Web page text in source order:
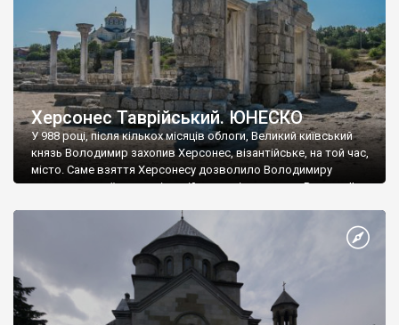
Херсонес Таврійський. ЮНЕСКО
У 988 році, після кількох місяців облоги, Великий київський
князь Володимир захопив Херсонес, візантійське, на той час,
місто. Саме взяття Херсонесу дозволило Володимиру
диктувати свої умови візантійському імператору Василю ІІ, та
Херсонесі Володимир-язичник, став Василем-християнином.
А потім було Хрещення Русі. На честь Херсонесу Таврійського